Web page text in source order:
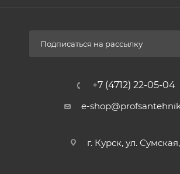
покрытием эпоксиполиэфирной
Материал уплотнений шара и штока:
Метод изготовления: горяче-
Присоединительная резьба, дюймы: 1/
Подписаться на рассылку
+7 (4712) 22-05-04
e-
г. Курск, ул.